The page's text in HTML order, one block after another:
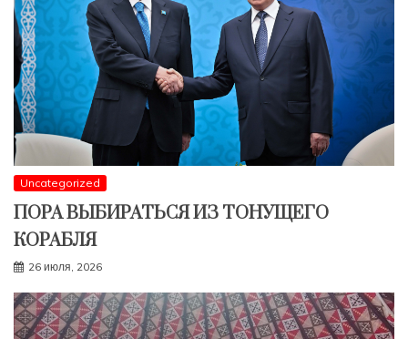
Uncategorized
ПОРА ВЫБИРАТЬСЯ ИЗ ТОНУЩЕГО
КОРАБЛЯ
26 июля, 2026